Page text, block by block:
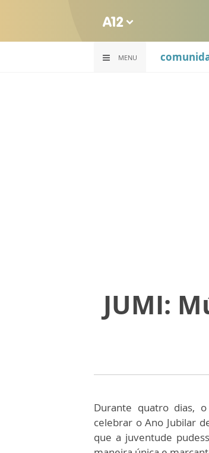
MENU
JUMI:
Durante quatro dias,
celebrar o Ano Jubilar
que a juventude